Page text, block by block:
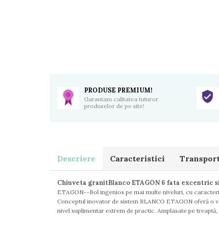
PRODUSE PREMIUM!
Garantam calitatea tuturor
produselor de pe site!
Descriere Caracteristici
Chiuveta granitBlanco ETAGON 6 fata excentric
ETAGON--Bol ingenios pe mai multe niveluri, cu
Conceptul inovator de sistem BLANCO ETAGON oferă o
nivel suplimentar extrem de practic. Amplasate pe